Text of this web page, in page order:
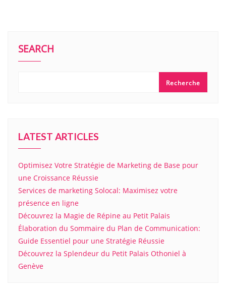
SEARCH
Recherche
LATEST ARTICLES
Optimisez Votre Stratégie de Marketing de Base pour
une Croissance Réussie
Services de marketing Solocal: Maximisez votre
présence en ligne
Découvrez la Magie de Répine au Petit Palais
Élaboration du Sommaire du Plan de Communication:
Guide Essentiel pour une Stratégie Réussie
Découvrez la Splendeur du Petit Palais Othoniel à
Genève